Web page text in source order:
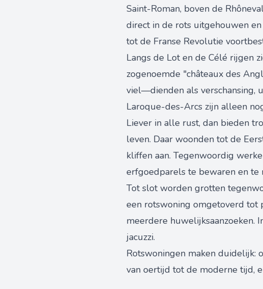
Saint-Roman, boven de
direct in de rots uitgehouwen
tot de Franse Revolutie
Langs de Lot en de Célé rijgen
zogenoemde "châteaux des
viel—dienden als verschansing,
Laroque-des-Arcs zijn alleen
Liever in alle rust, dan bieden
leven. Daar woonden tot de
kliffen aan. Tegenwoordig
erfgoedparels te bewaren en te
Tot slot worden grotten
een rotswoning omgetoverd
meerdere huwelijksaanzoeken.
jacuzzi.
Rotswoningen maken duidelijk:
van oertijd tot de moderne tijd,